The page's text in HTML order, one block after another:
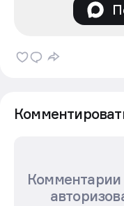
Комментарии